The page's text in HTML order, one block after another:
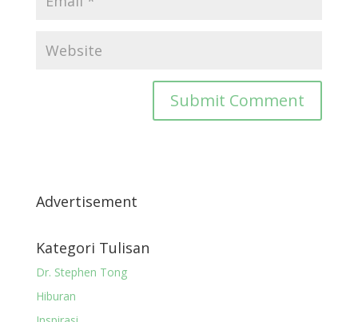
Advertisement
Kategori Tulisan
Dr. Stephen Tong
Hiburan